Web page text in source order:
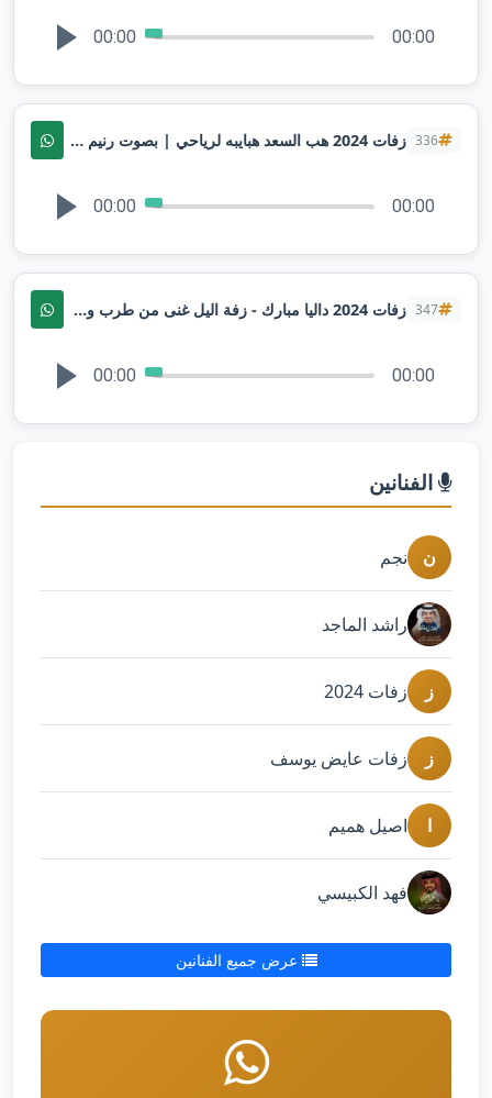
00:00 00:00
336 زفات 2024 هب السعد هبايبه لرياحي | بصوت رنيم | تنفيذها بالاسماء
00:00 00:00
347 زفات 2024 داليا مبارك - زفة اليل غنى من طرب وشعور ( بدون موسيقى ) تنفيذها بالاسماء
00:00 00:00
الفنانين
ن نجم
راشد الماجد
ز زفات 2024
ز زفات عايض يوسف
ا اصيل هميم
فهد الكبيسي
عرض جميع الفنانين